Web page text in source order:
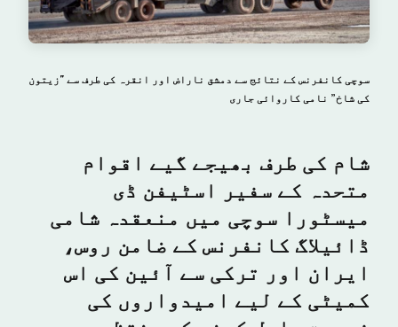
سوچی کانفرنس کے نتائج سے دمشق ناراض اور انقرہ کی طرف سے "زیتون
کی شاخ” نامی کاروائی جاری
شام کی طرف بھیجے گیے اقوام
متحدہ کے سفیر اسٹیفن ڈی
میسٹورا سوچی میں منعقدہ شامی
ڈائیلاگ کانفرنس کے ضامن روس،
ایران اور ترکی سے آئین کی اس
کمیٹی کے لیے امیدواروں کی